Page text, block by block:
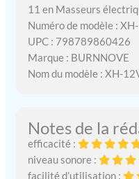
11 en Masseurs
Numéro de modèle :
UPC : 798789860426
Marque : BURNNOVE
Nom du modèle : XH-
Notes de la
efficacité :
niveau sonore :
facilité d’utilisation :